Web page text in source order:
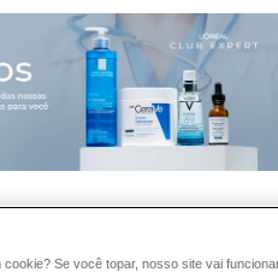
cookie? Se você topar, nosso site vai